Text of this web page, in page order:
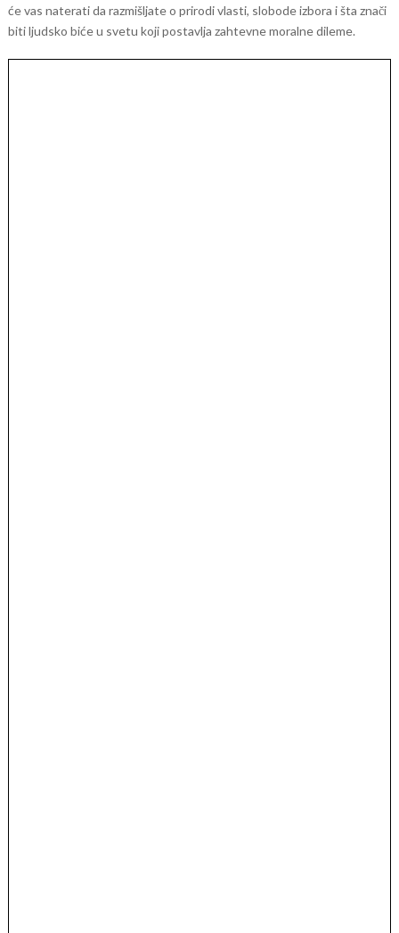
će vas naterati da razmišljate o prirodi vlasti, slobode izbora i šta znači
biti ljudsko biće u svetu koji postavlja zahtevne moralne dileme.